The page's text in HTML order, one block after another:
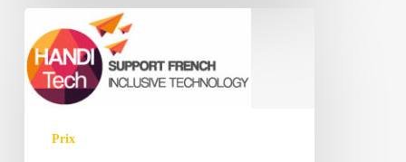
TRALALERE
lauréat
de
la
Handitech
Brume
Prix